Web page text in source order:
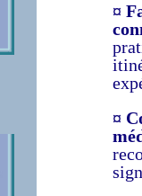
¤
¤